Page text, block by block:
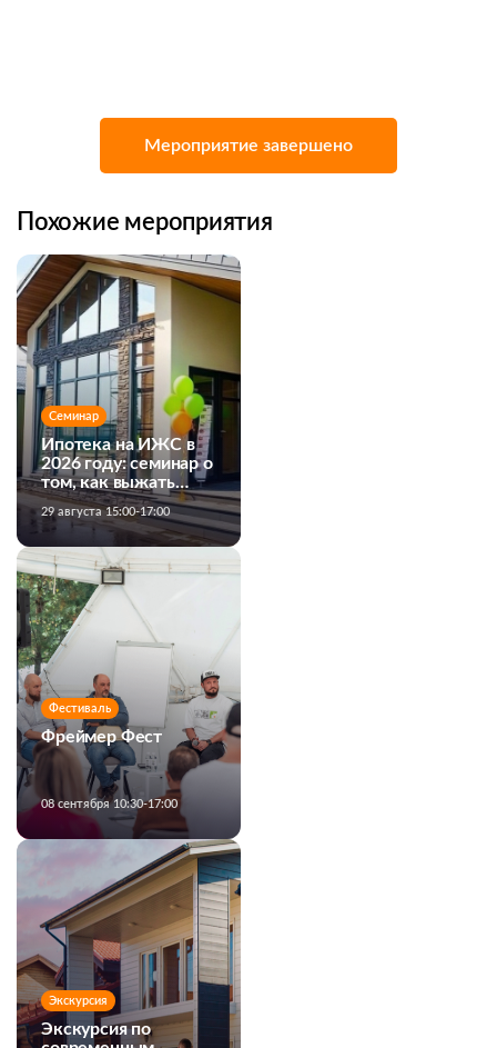
Мероприятие завершено
Похожие мероприятия
Семинар
Ипотека на ИЖС в
2026 году: семинар о
том, как выжать
максимум из
банковских
29 августа 15:00-17:00
Фестиваль
Фреймер Фест
08 сентября 10:30-17:00
Экскурсия
Экскурсия по